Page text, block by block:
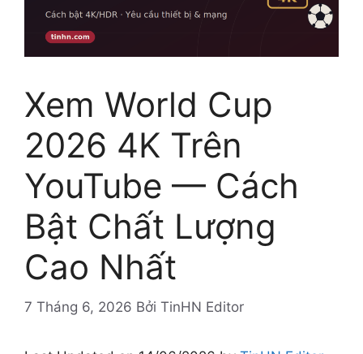
Xem World Cup
2026 4K Trên
YouTube — Cách
Bật Chất Lượng
Cao Nhất
7 Tháng 6, 2026 Bởi TinHN Editor